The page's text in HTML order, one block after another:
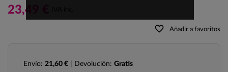
23,49 €
favorite_border Añadir a favoritos
Envío: 21,60 € | Devolución: Gratis